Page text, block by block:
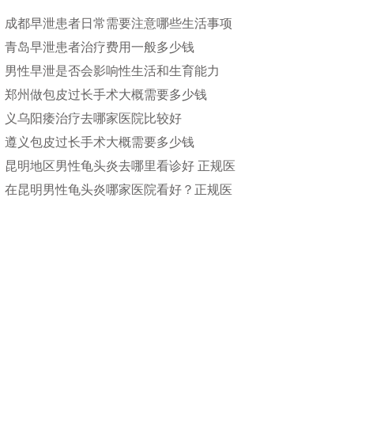
成都早泄患者日常需要注意哪些生活事项
青岛早泄患者治疗费用一般多少钱
男性早泄是否会影响性生活和生育能力
郑州做包皮过长手术大概需要多少钱
义乌阳痿治疗去哪家医院比较好
遵义包皮过长手术大概需要多少钱
昆明地区男性龟头炎去哪里看诊好 正规医
院诊疗更具专业水准
在昆明男性龟头炎哪家医院看好？正规医